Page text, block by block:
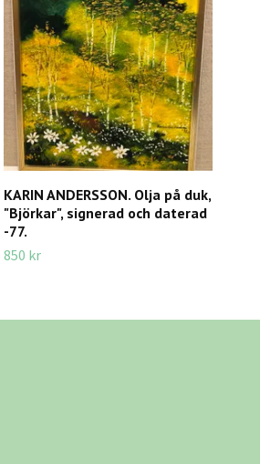
KARIN ANDERSSON. Olja på duk,
"Björkar", signerad och daterad
-77.
850 kr